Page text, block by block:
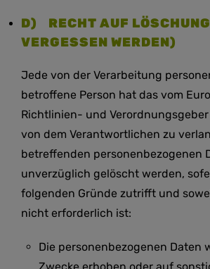
D) RECHT AUF
VERGESSEN WERDEN)
Jede von der Verarbeitung
betroffene Person hat das vom
Richtlinien- und
von dem Verantwortlichen zu
betreffenden personenbezogenen
unverzüglich gelöscht werden,
folgenden Gründe zutrifft und
nicht erforderlich ist:
Die personenbezogenen Daten